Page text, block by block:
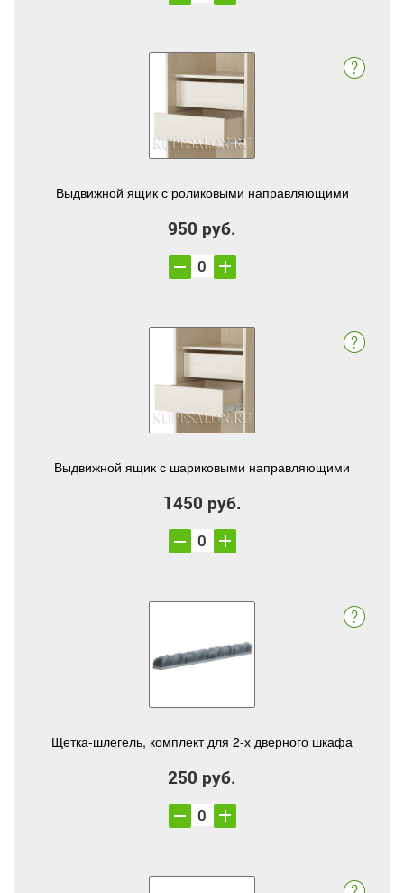
Выдвижной ящик с роликовыми направляющими
950 руб.
Выдвижной ящик с шариковыми направляющими
1450 руб.
Щетка-шлегель, комплект для 2-х дверного шкафа
250 руб.